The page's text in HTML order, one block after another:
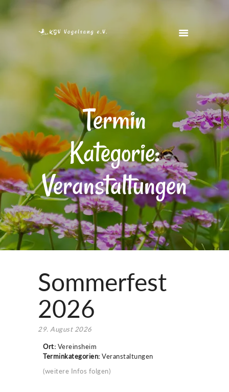
Termin
Kategorie:
Veranstaltungen
VEREIN
VEREINSHEIM
FOTOS
FREIE GÄRTEN
KONTAKT
Sommerfest
2026
29. August 2026
Ort: Vereinsheim
Terminkategorien: Veranstaltungen
(weitere Infos folgen)